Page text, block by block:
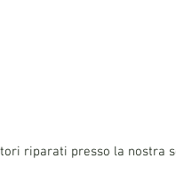
riparati presso la nostra